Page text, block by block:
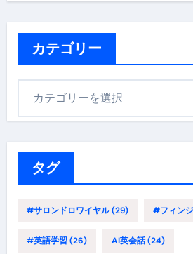
カテゴリー
タグ
#サロンドロワイヤル(29) #フィン
#英語学習(26) AI英会話(24)